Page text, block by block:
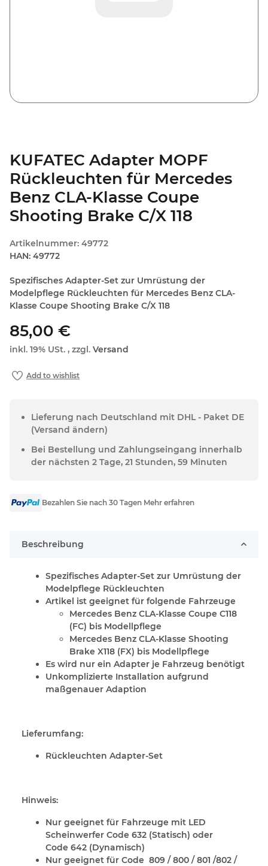
KUFATEC Adapter MOPF
Rückleuchten für Mercedes
Benz CLA-Klasse Coupe
Shooting Brake C/X 118
Artikelnummer: 49772
HAN: 49772
Spezifisches Adapter-Set zur Umrüstung der
Modelpflege Rückleuchten für Mercedes Benz CLA-
Klasse Coupe Shooting Brake C/X 118
85,00 €
inkl. 19% USt. , zzgl. Versand
Lieferung nach Deutschland mit DHL - Paket DE
(Versand ändern)
Bei Bestellung und Zahlungseingang innerhalb
der nächsten 2 Tage, 21 Stunden, 59 Minuten
Bezahlen Sie nach 30 Tagen Mehr erfahren
Beschreibung
Spezifisches Adapter-Set zur Umrüstung der
Modelpflege Rückleuchten
Artikel ist geeignet für folgende Fahrzeuge
Mercedes Benz CLA-Klasse Coupe C118
(FC) bis Modellpflege
Mercedes Benz CLA-Klasse Shooting
Brake X118 (FX) bis Modellpflege
Es wird nur ein Adapter je Fahrzeug benötigt
Unkomplizierte Installation aufgrund
maßgenauer Adaption
Lieferumfang:
Rückleuchten Adapter-Set
Hinweis:
Nur geeignet für Fahrzeuge mit LED
Scheinwerfer Code 632 (Statisch) oder
Code 642 (Dynamisch)
Nur geeignet für Code 809 / 800 / 801 /802 /